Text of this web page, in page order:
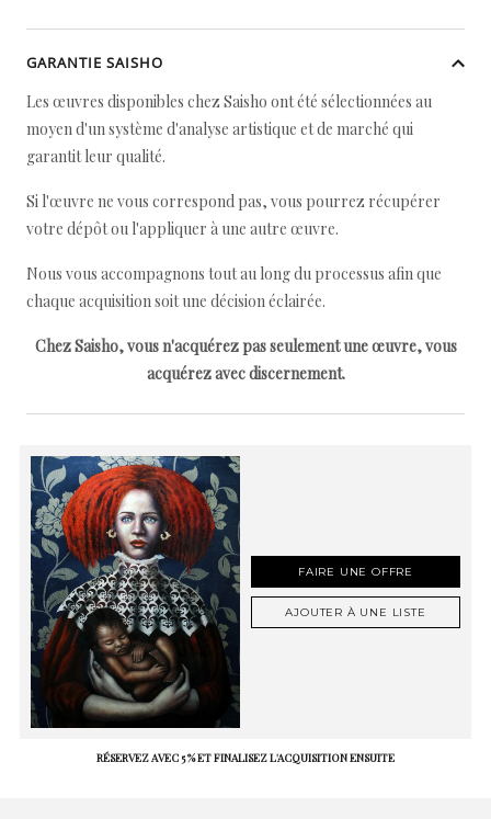
GARANTIE SAISHO
Les œuvres disponibles chez Saisho ont été sélectionnées au
moyen d'un système d'analyse artistique et de marché qui
garantit leur qualité.
Si l'œuvre ne vous correspond pas, vous pourrez récupérer
votre dépôt ou l'appliquer à une autre œuvre.
Nous vous accompagnons tout au long du processus afin que
chaque acquisition soit une décision éclairée.
Chez Saisho, vous n'acquérez pas seulement une œuvre, vous
acquérez avec discernement.
FAIRE UNE OFFRE
AJOUTER À UNE LISTE
RÉSERVEZ AVEC 5 % ET FINALISEZ L'ACQUISITION ENSUITE